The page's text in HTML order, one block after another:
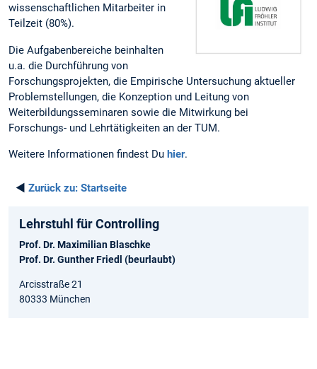
wissenschaftlichen Mitarbeiter in
Teilzeit (80%).
Die Aufgabenbereiche beinhalten
u.a. die Durchführung von
Forschungsprojekten, die Empirische Untersuchung aktueller
Problemstellungen, die Konzeption und Leitung von
Weiterbildungsseminaren sowie die Mitwirkung bei
Forschungs- und Lehrtätigkeiten an der TUM.
Weitere Informationen findest Du hier.
◄ Zurück zu: Startseite
Lehrstuhl für Controlling
Prof. Dr. Maximilian Blaschke
Prof. Dr. Gunther Friedl (beurlaubt)
Arcisstraße 21
80333 München